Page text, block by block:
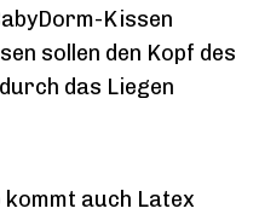
Kissen
sollen den Kopf des
das Liegen
kommt auch Latex